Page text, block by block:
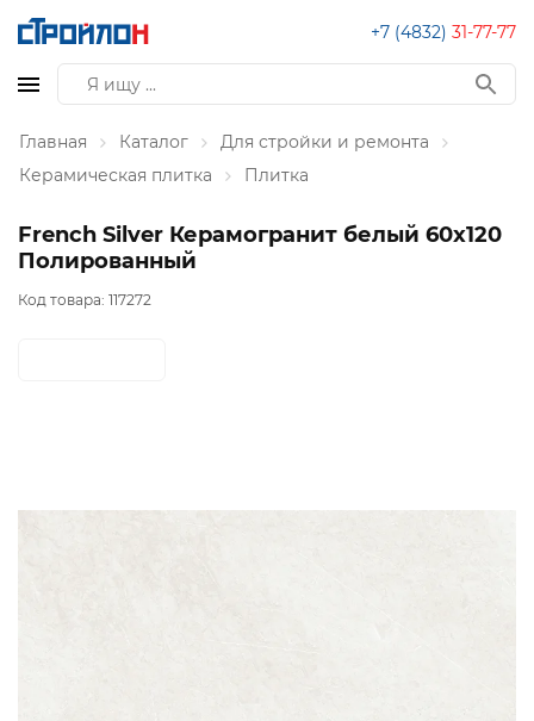
+7 (4832) 31-77-77
Главная Каталог
Для стройки и ремонта
Керамическая плитка
Плитка
French Silver Керамогранит белый 60x120
Полированный
Код товара: 117272